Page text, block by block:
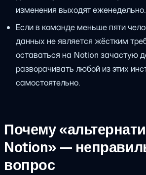
изменения выходят еженедельно.
Если в команде меньше пяти
данных не является жёстким
оставаться на Notion зачастую
разворачивать любой из этих
самостоятельно.
Почему
Notion» —
вопрос